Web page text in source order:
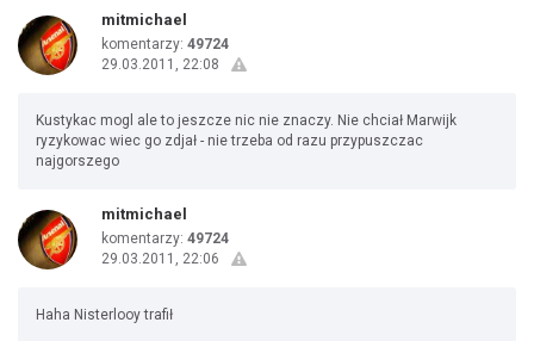
mitmichael
komentarzy: 49724
29.03.2011, 22:08
Kustykac mogl ale to jeszcze nic nie znaczy. Nie chciał Marwijk
ryzykowac wiec go zdjał - nie trzeba od razu przypuszczac
najgorszego
mitmichael
komentarzy: 49724
29.03.2011, 22:06
Haha Nisterlooy trafił